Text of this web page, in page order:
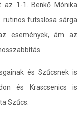
az 1-1. Benkő Mónika
rutinos futsalosa sárga
események, ám az
és Szűcsnek is
és Krascsenics is
Szűcs.